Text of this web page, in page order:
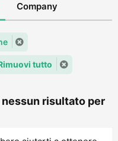
Company
tutto
risultato per